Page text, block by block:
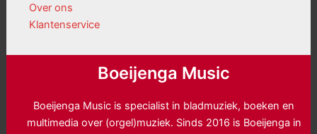
Over ons
Klantenservice
Boeijenga Music
Boeijenga Music is specialist in bladmuziek, boeken en
multimedia over (orgel)muziek. Sinds 2016 is Boeijenga in